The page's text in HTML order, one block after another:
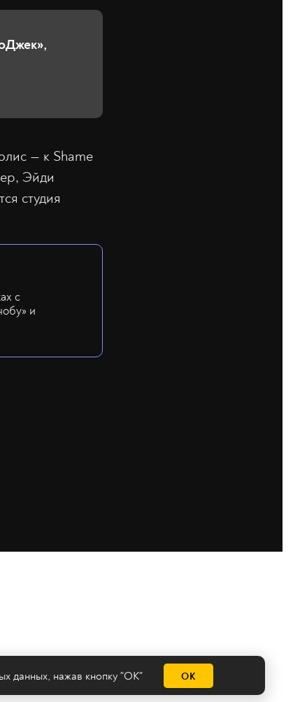
— к Shame
Эйди
студия
с
и
данных, нажав кнопку "ОК" ОК